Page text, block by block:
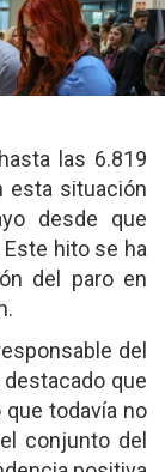
las 6.819
esta situación
desde que
hito se ha
del paro en
del
que
todavía no
conjunto del